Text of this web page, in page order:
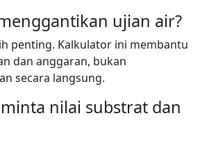
ujian air?
penting. Kalkulator ini membantu
dan anggaran, bukan
secara langsung.
nilai substrat dan